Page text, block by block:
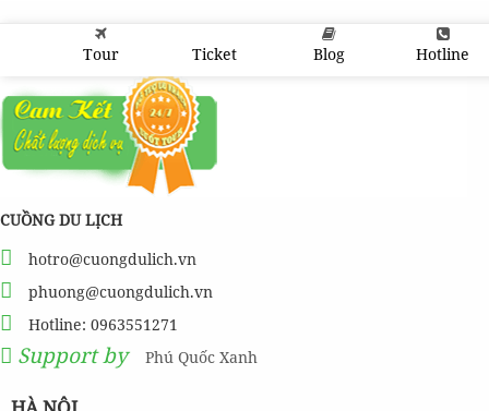
Tour Ticket Blog Hotline
CUỒNG DU LỊCH
hotro@cuongdulich.vn
phuong@cuongdulich.vn
Hotline: 0963551271
Support by Phú Quốc Xanh